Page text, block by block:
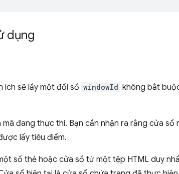
dụng
ích sẽ lấy một đối số windowId không bắt
đang thực thi. Bạn cần nhận ra rằng cửa sổ
lấy tiêu điểm.
số thẻ hoặc cửa sổ từ một tệp HTML duy